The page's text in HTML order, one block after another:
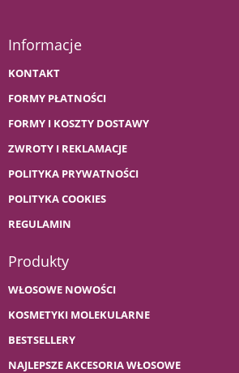
Informacje
KONTAKT
FORMY PŁATNOŚCI
FORMY I KOSZTY DOSTAWY
ZWROTY I REKLAMACJE
POLITYKA PRYWATNOŚCI
POLITYKA COOKIES
REGULAMIN
Produkty
WŁOSOWE NOWOŚCI
KOSMETYKI MOLEKULARNE
BESTSELLERY
NAJLEPSZE AKCESORIA WŁOSOWE